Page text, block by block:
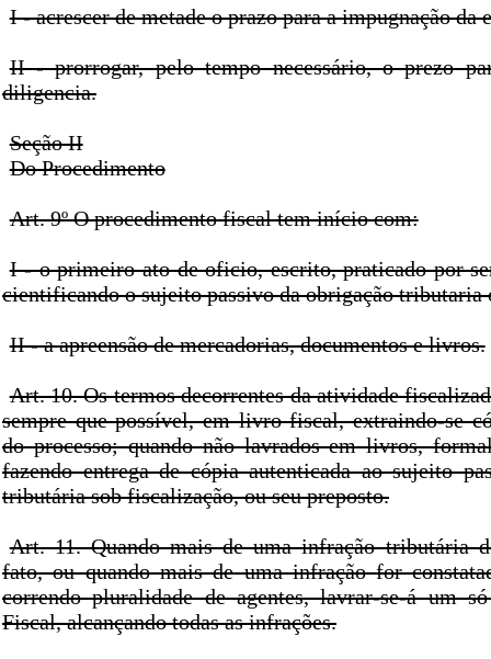
I - acrescer de metade o prazo para a impugnação da
II - prorrogar, pelo tempo necessário, o prezo
diligencia.
Seção II
Do Procedimento
Art. 9º O procedimento fiscal tem início com:
I - o primeiro ato de oficio, escrito, praticado por
cientificando o sujeito passivo da obrigação tributaria
II - a apreensão de mercadorias, documentos e livros.
Art. 10. Os termos decorrentes da atividade
sempre que possível, em livro fiscal, extraindo-se
do processo; quando não lavrados em livros,
fazendo entrega de cópia autenticada ao sujeito
tributária sob fiscalização, ou seu preposto.
Art. 11. Quando mais de uma infração tributária
fato, ou quando mais de uma infração for
correndo pluralidade de agentes, lavrar-se-á um
Fiscal, alcançando todas as infrações.